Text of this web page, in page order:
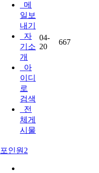
메
일보
내기
자
기소
개
아
이디
로
검색
전
체게
시물
04-
20
667
포인원2